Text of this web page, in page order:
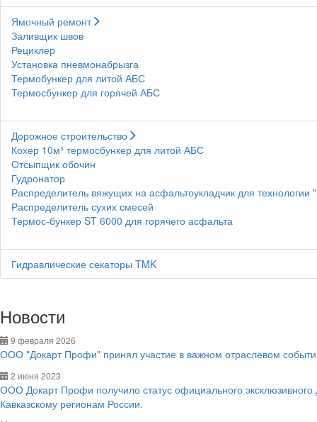
Ямочный ремонт
Заливщик швов
Рециклер
Установка пневмонабрызга
Термобункер для литой АБС
Термосбункер для горячей АБС
Дорожное строительство
Кохер 10м³ термосбункер для литой АБС
Отсыпщик обочин
Гудронатор
Распределитель вяжущих на асфальтоукладчик для технологии
Распределитель сухих смесей
Термос-бункер ST 6000 для горячего асфальта
Гидравлические секаторы TMK
Новости
9 февраля 2026
ООО "Докарт Профи" принял участие в важном отраслевом
2 июня 2023
ООО Докарт Профи получило статус официального
Кавказскому регионам России.